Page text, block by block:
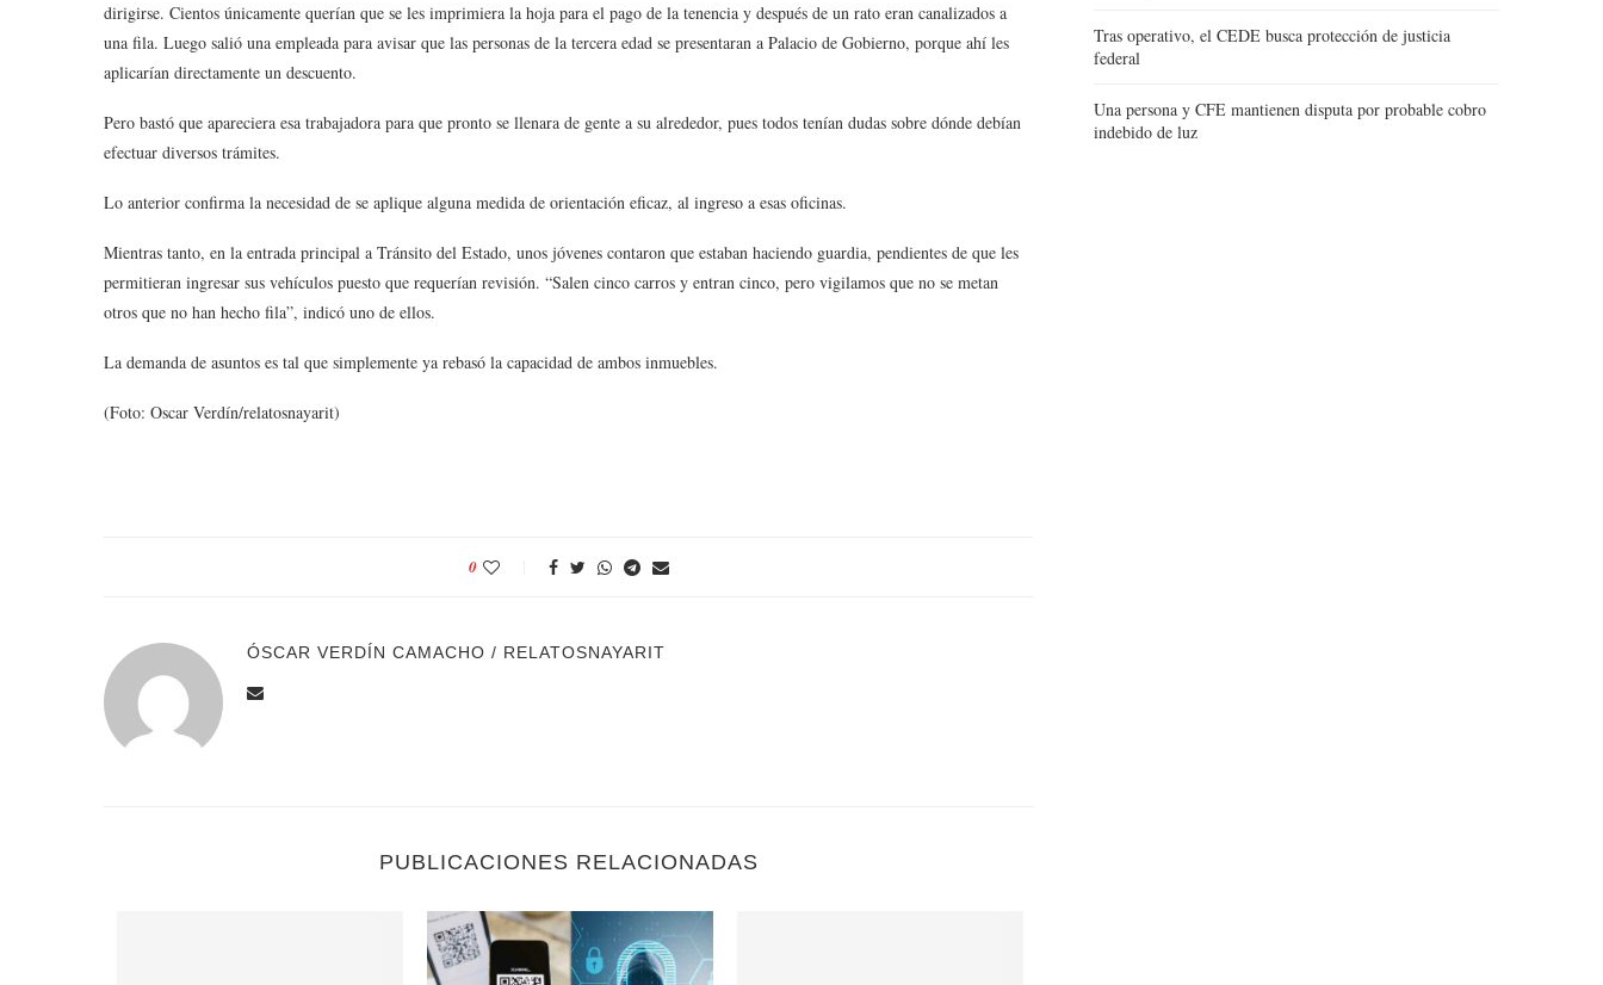
dirigirse. Cientos únicamente querían que se les imprimiera la hoja para el pago de la tenencia y después de un rato eran canalizados a
una fila. Luego salió una empleada para avisar que las personas de la tercera edad se presentaran a Palacio de Gobierno, porque ahí les
aplicarían directamente un descuento.
Pero bastó que apareciera esa trabajadora para que pronto se llenara de gente a su alrededor, pues todos tenían dudas sobre dónde debían
efectuar diversos trámites.
Lo anterior confirma la necesidad de se aplique alguna medida de orientación eficaz, al ingreso a esas oficinas.
Mientras tanto, en la entrada principal a Tránsito del Estado, unos jóvenes contaron que estaban haciendo guardia, pendientes de que les
permitieran ingresar sus vehículos puesto que requerían revisión. “Salen cinco carros y entran cinco, pero vigilamos que no se metan
otros que no han hecho fila”, indicó uno de ellos.
La demanda de asuntos es tal que simplemente ya rebasó la capacidad de ambos inmuebles.
(Foto: Oscar Verdín/relatosnayarit)
0
ÓSCAR VERDÍN CAMACHO / RELATOSNAYARIT
PUBLICACIONES RELACIONADAS
Tras operativo, el CEDE busca protección de justicia
federal
Una persona y CFE mantienen disputa por probable cobro
indebido de luz